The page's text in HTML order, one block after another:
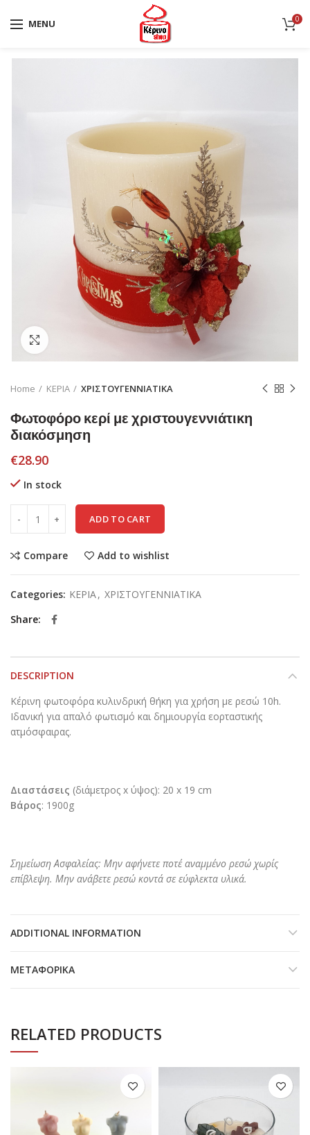
MENU 0
Home ΚΕΡΙΑ ΧΡΙΣΤΟΥΓΕΝΝΙΑΤΙΚΑ
Φωτοφόρο κερί με χριστουγεννιάτικη
διακόσμηση
€28.90
In stock
ADD TO CART
Compare Add to wishlist
Categories: ΚΕΡΙΑ, ΧΡΙΣΤΟΥΓΕΝΝΙΑΤΙΚΑ
Share
DESCRIPTION
Κέρινη φωτοφόρα κυλινδρική θήκη για χρήση με ρεσώ 10h.
Ιδανική για απαλό φωτισμό και δημιουργία εορταστικής
ατμόσφαιρας.
Διαστάσεις (διάμετρος x ύψος): 20 x 19 cm
Βάρος: 1900g
Σημείωση Ασφαλείας: Μην αφήνετε ποτέ αναμμένο ρεσώ χωρίς
επίβλεψη. Μην ανάβετε ρεσώ κοντά σε εύφλεκτα υλικά.
ADDITIONAL INFORMATION
ΜΕΤΑΦΟΡΙΚΆ
RELATED PRODUCTS